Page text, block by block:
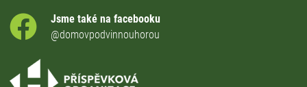
Jsme také na facebooku
@domovpodvinnouhorou